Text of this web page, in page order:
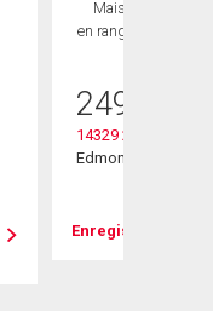
Maison
en rangée
249 000
14329 23 Street Nw
Edmonton, AB
Enregistrer